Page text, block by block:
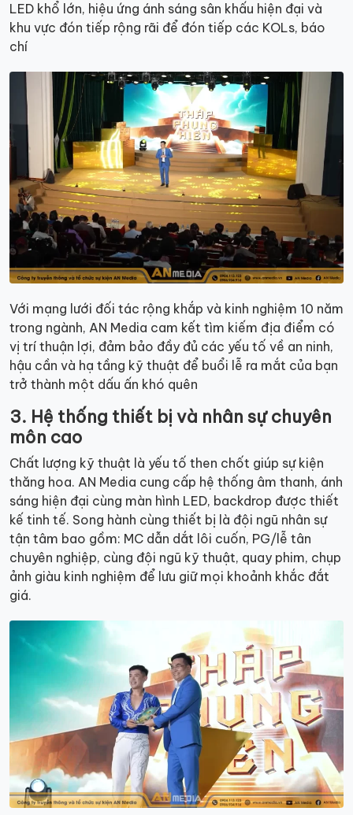
LED khổ lớn, hiệu ứng ánh sáng sân khấu hiện đại và
khu vực đón tiếp rộng rãi để đón tiếp các KOLs, báo
chí
Với mạng lưới đối tác rộng khắp và kinh nghiệm 10 năm
trong ngành, AN Media cam kết tìm kiếm địa điểm có
vị trí thuận lợi, đảm bảo đầy đủ các yếu tố về an ninh,
hậu cần và hạ tầng kỹ thuật để buổi lễ ra mắt của bạn
trở thành một dấu ấn khó quên
3. Hệ thống thiết bị và nhân sự chuyên
môn cao
Chất lượng kỹ thuật là yếu tố then chốt giúp sự kiện
thăng hoa. AN Media cung cấp hệ thống âm thanh, ánh
sáng hiện đại cùng màn hình LED, backdrop được thiết
kế tinh tế. Song hành cùng thiết bị là đội ngũ nhân sự
tận tâm bao gồm: MC dẫn dắt lôi cuốn, PG/lễ tân
chuyên nghiệp, cùng đội ngũ kỹ thuật, quay phim, chụp
ảnh giàu kinh nghiệm để lưu giữ mọi khoảnh khắc đắt
giá.